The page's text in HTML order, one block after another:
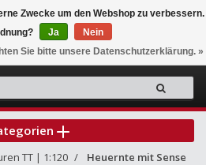
0
TT | 1:120 Heuernte mit Sense
Zwecke um den Webshop zu verbessern.
Ja
Nein
Sie bitte unsere Datenschutzerklärung. »